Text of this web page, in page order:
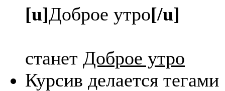
[u]Доброе утро[/u]
станет Доброе утро
Курсив делается тегами